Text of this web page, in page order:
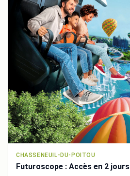
CHASSENEUIL-DU-POITOU
Futuroscope : Accès en 2 jours